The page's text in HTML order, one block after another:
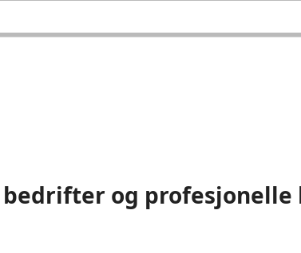
og profesjonelle